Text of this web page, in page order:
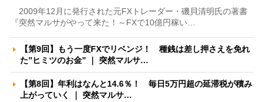
2009年12月に発行された元FXトレーダー・磯貝清明氏の著書
『突然マルサがやって来た！～FXで10億円稼い…
【第9回】もう一度FXでリベンジ！ 種銭は差し押さえを免れ
た”ヒミツのお金” ｜ 突然マルサ…
【第8回】年利はなんと14.6％！ 毎日5万円超の延滞税が積み
上がっていく ｜ 突然マルサ…